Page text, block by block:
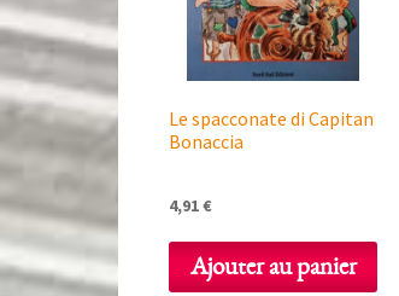
Le spacconate di Capitan
Bonaccia
4,91€
Ajouter au panier